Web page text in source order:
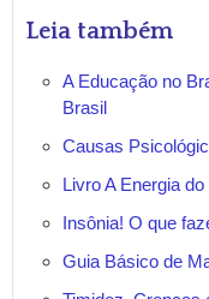
Leia também
A Educação no
Brasil
Causas
Livro A Energia
Insônia! O que
Guia Básico de